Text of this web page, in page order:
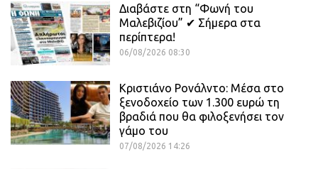
Διαβάστε στη “Φωνή του
Μαλεβιζίου” ✔ Σήμερα στα
περίπτερα!
06/08/2026 08:30
Κριστιάνο Ρονάλντο: Μέσα στο
ξενοδοχείο των 1.300 ευρώ τη
βραδιά που θα φιλοξενήσει τον
γάμο του
07/08/2026 14:26